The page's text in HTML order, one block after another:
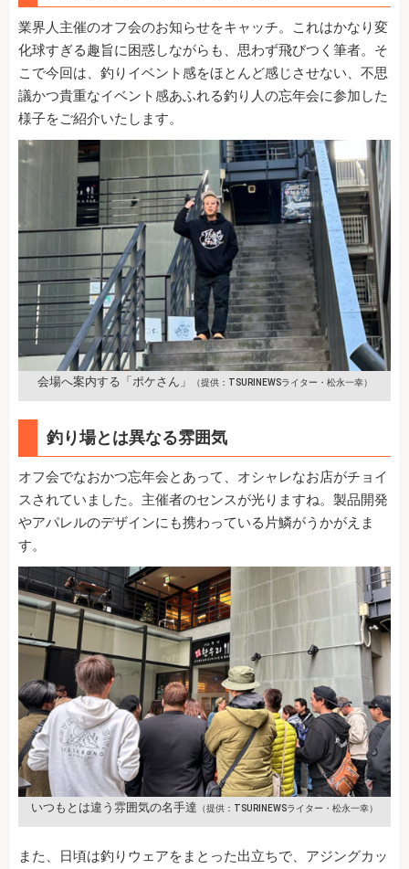
業界人主催のオフ会のお知らせをキャッチ。これはかなり変
化球すぎる趣旨に困惑しながらも、思わず飛びつく筆者。そ
こで今回は、釣りイベント感をほとんど感じさせない、不思
議かつ貴重なイベント感あふれる釣り人の忘年会に参加した
様子をご紹介いたします。
会場へ案内する「ポケさん」 （提供：TSURINEWSライター・松永一幸）
釣り場とは異なる雰囲気
オフ会でなおかつ忘年会とあって、オシャレなお店がチョイ
スされていました。主催者のセンスが光りますね。製品開発
やアパレルのデザインにも携わっている片鱗がうかがえま
す。
いつもとは違う雰囲気の名手達 （提供：TSURINEWSライター・松永一幸）
また、日頃は釣りウェアをまとった出立ちで、アジングカッ